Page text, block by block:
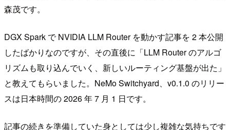
森茂です。
DGX Spark で NVIDIA LLM Router を動かす記事を 2 本公開
したばかりなのですが、その直後に「LLM Router のアルゴ
リズムも取り込んでいく、新しいルーティング基盤が出た」
と教えてもらいました。NeMo Switchyard、v0.1.0 のリリー
スは日本時間の 2026 年 7 月 1 日です。
記事の続きを準備していた身としては少し複雑な気持ちです